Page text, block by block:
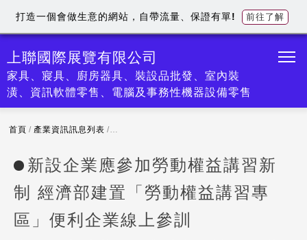
上聯國際展覽有限公司
家具、寢具、廚房器具、裝設品批發、室內裝
潢、資訊軟體零售、電腦及事務性機器設備零售
首頁 / 產業資訊訊息列表 / 新設企業應參加勞動權益講習新制 經濟部建置
新設企業應參加勞動權益講習新
制 經濟部建置「勞動權益講習專
區」便利企業線上參訓
打造一個會做生意的網站，自帶流量、保證有單! 前往了解